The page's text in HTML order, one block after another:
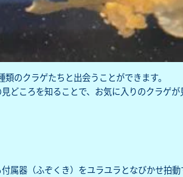
のクラゲたちと出会うことができます。
どころを知ることで、お気に入りのクラゲ
属器（ふぞくき）をユラユラとなびかせ拍